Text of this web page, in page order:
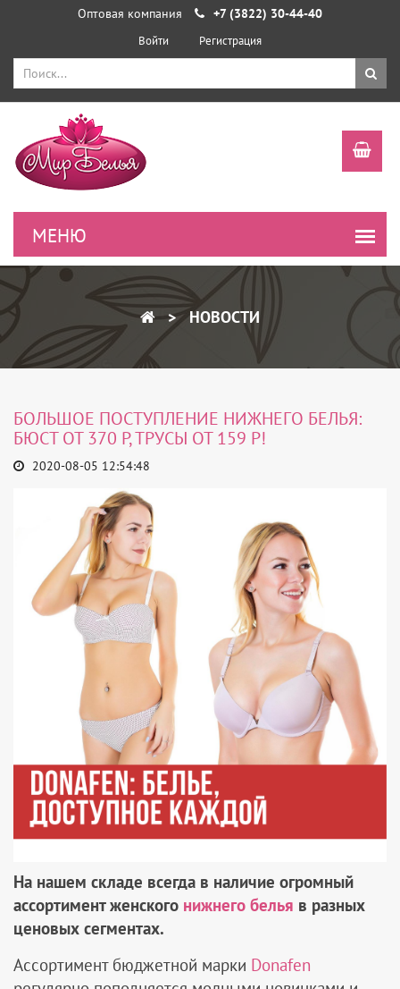
Оптовая компания +7 (3822) 30-44-40
Войти Регистрация
НОВОСТИ
БОЛЬШОЕ ПОСТУПЛЕНИЕ НИЖНЕГО БЕЛЬЯ:
БЮСТ ОТ 370 Р, ТРУСЫ ОТ 159 Р!
2020-08-05 12:54:48
На нашем складе всегда в наличие огромный
ассортимент женского нижнего белья в разных
ценовых сегментах.
Ассортимент бюджетной марки Donafen